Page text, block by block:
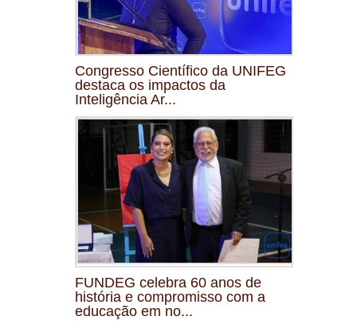
Congresso Científico da UNIFEG
destaca os impactos da
Inteligência Ar...
FUNDEG celebra 60 anos de
história e compromisso com a
educação em no...